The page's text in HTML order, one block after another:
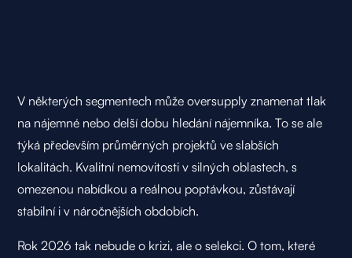
V některých segmentech může oversupply znamenat tlak
na nájemné nebo delší dobu hledání nájemníka. To se ale
týká především průměrných projektů ve slabších
lokalitách. Kvalitní nemovitosti v silných oblastech, s
omezenou nabídkou a reálnou poptávkou, zůstávají
stabilní i v náročnějších obdobích.
Rok 2026 tak nebude o krizi, ale o selekci. O tom, které